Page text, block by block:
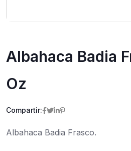
Albahaca Badia
Oz
Compartir:
Albahaca Badia Frasco.